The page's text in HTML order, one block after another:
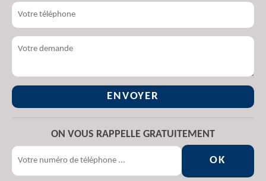
ON VOUS RAPPELLE GRATUITEMENT